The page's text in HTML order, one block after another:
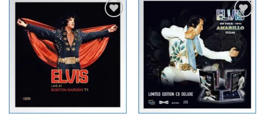
Zur
Wunschliste
hinzufügen
Zur
Wunschliste
hinzufügen